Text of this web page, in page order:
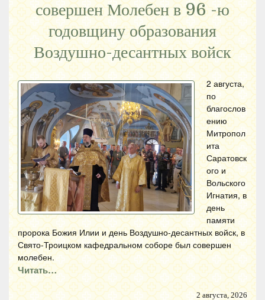
совершен Молебен в 96 -ю
годовщину образования
Воздушно-десантных войск
2 августа,
по
благослов
ению
Митропол
ита
Саратовск
ого и
Вольского
Игнатия, в
день
памяти
пророка Божия Илии и день Воздушно-десантных войск, в
Свято-Троицком кафедральном соборе был совершен
молебен.
Читать…
2 августа, 2026